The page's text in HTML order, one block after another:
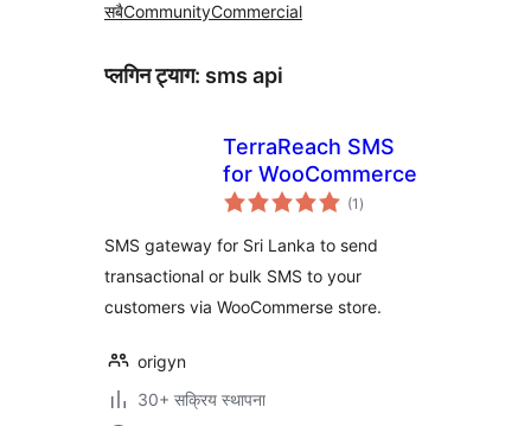
सबैCommunityCommercial
प्लगिन ट्याग: sms api
TerraReach SMS
for WooCommerce
(1 कुल
रेटिङ्गहरू
)
SMS gateway for Sri Lanka to send
transactional or bulk SMS to your
customers via WooCommerse store.
origyn
30+ सक्रिय स्थापना